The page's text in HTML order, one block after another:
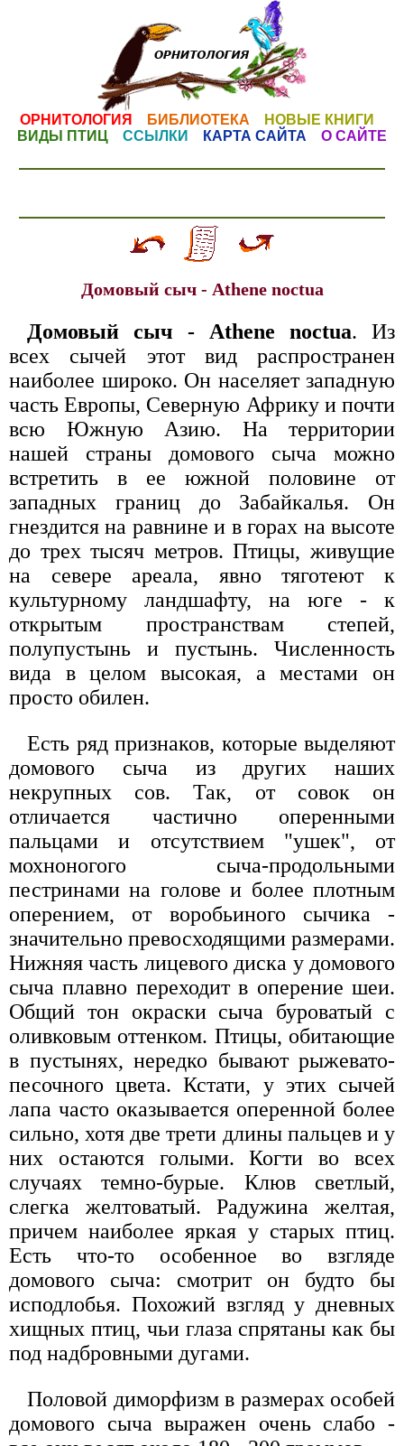
ОРНИТОЛОГИЯ БИБЛИОТЕКА
НОВЫЕ КНИГИ
ВИДЫ ПТИЦ
ССЫЛКИ КАРТА САЙТА О САЙТЕ
Домовый сыч - Athene noctua
Домовый сыч - Athene noctua. Из
всех сычей этот вид распространен
наиболее широко. Он населяет западную
часть Европы, Северную Африку и почти
всю Южную Азию. На территории
нашей страны домового сыча можно
встретить в ее южной половине от
западных границ до Забайкалья. Он
гнездится на равнине и в горах на высоте
до трех тысяч метров. Птицы, живущие
на севере ареала, явно тяготеют к
культурному ландшафту, на юге - к
открытым пространствам степей,
полупустынь и пустынь. Численность
вида в целом высокая, а местами он
просто обилен.
Есть ряд признаков, которые выделяют
домового сыча из других наших
некрупных сов. Так, от совок он
отличается частично оперенными
пальцами и отсутствием "ушек", от
мохноногого сыча-продольными
пестринами на голове и более плотным
оперением, от воробьиного сычика -
значительно превосходящими размерами.
Нижняя часть лицевого диска у домового
сыча плавно переходит в оперение шеи.
Общий тон окраски сыча буроватый с
оливковым оттенком. Птицы, обитающие
в пустынях, нередко бывают рыжевато-
песочного цвета. Кстати, у этих сычей
лапа часто оказывается оперенной более
сильно, хотя две трети длины пальцев и у
них остаются голыми. Когти во всех
случаях темно-бурые. Клюв светлый,
слегка желтоватый. Радужина желтая,
причем наиболее яркая у старых птиц.
Есть что-то особенное во взгляде
домового сыча: смотрит он будто бы
исподлобья. Похожий взгляд у дневных
хищных птиц, чьи глаза спрятаны как бы
под надбровными дугами.
Половой диморфизм в размерах особей
домового сыча выражен очень слабо -